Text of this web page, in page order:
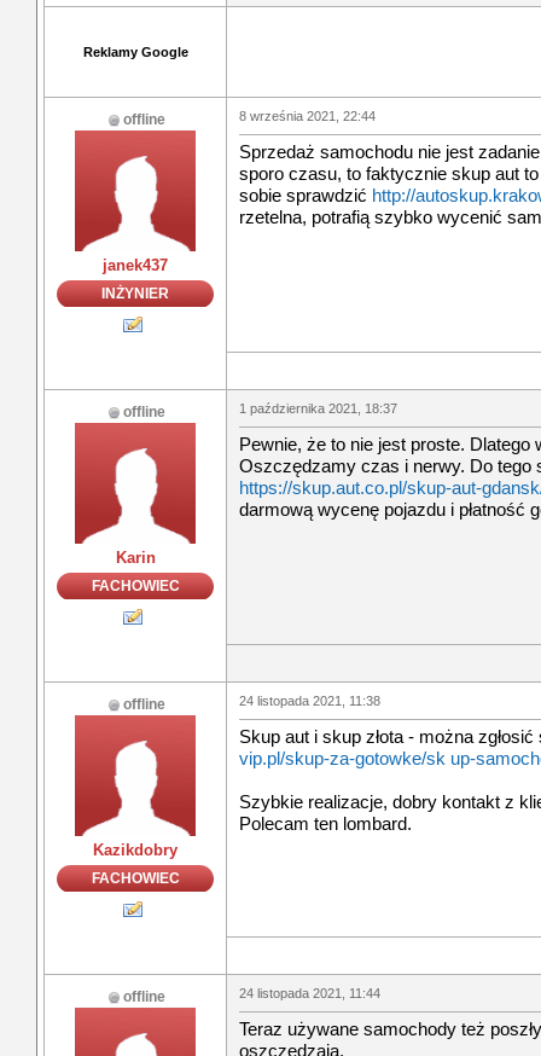
Reklamy Google
offline
janek437
INŻYNIER
8 września 2021, 22:44
Sprzedaż samochodu nie jest
sporo czasu, to faktycznie skup aut
sobie sprawdzić http://
rzetelna, potrafią szybko wycenić
offline
Karin
FACHOWIEC
1 października 2021, 18:37
Pewnie, że to nie jest proste. Dlatego
Oszczędzamy czas i nerwy. Do tego
https://skup.aut.co.pl/skup-aut-
darmową wycenę pojazdu i płatność
offline
Kazikdobry
FACHOWIEC
24 listopada 2021, 11:38
Skup aut i skup złota - można
vip.pl/skup-za-gotowke/sk up-
Szybkie realizacje, dobry kontakt z
Polecam ten lombard.
offline 24 listopada 2021, 11:44
Teraz używane samochody też
oszczędzają.